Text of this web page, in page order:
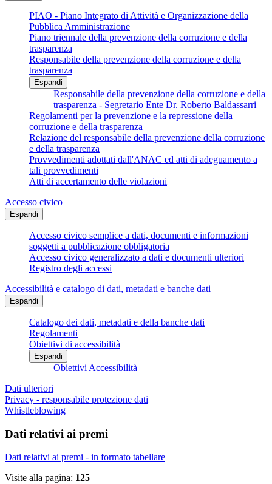
PIAO - Piano Integrato di Attività e Organizzazione della
Pubblica Amministrazione
Piano triennale della prevenzione della corruzione e della
trasparenza
Responsabile della prevenzione della corruzione e della
trasparenza
Espandi
Responsabile della prevenzione della corruzione e della
trasparenza - Segretario Ente Dr. Roberto Baldassarri
Regolamenti per la prevenzione e la repressione della
corruzione e della trasparenza
Relazione del responsabile della prevenzione della corruzione
e della trasparenza
Provvedimenti adottati dall'ANAC ed atti di adeguamento a
tali provvedimenti
Atti di accertamento delle violazioni
Accesso civico
Espandi
Accesso civico semplice a dati, documenti e informazioni
soggetti a pubblicazione obbligatoria
Accesso civico generalizzato a dati e documenti ulteriori
Registro degli accessi
Accessibilità e catalogo di dati, metadati e banche dati
Espandi
Catalogo dei dati, metadati e della banche dati
Regolamenti
Obiettivi di accessibilità
Espandi
Obiettivi Accessibilità
Dati ulteriori
Privacy - responsabile protezione dati
Whistleblowing
Dati relativi ai premi
Dati relativi ai premi - in formato tabellare
Visite alla pagina: 125